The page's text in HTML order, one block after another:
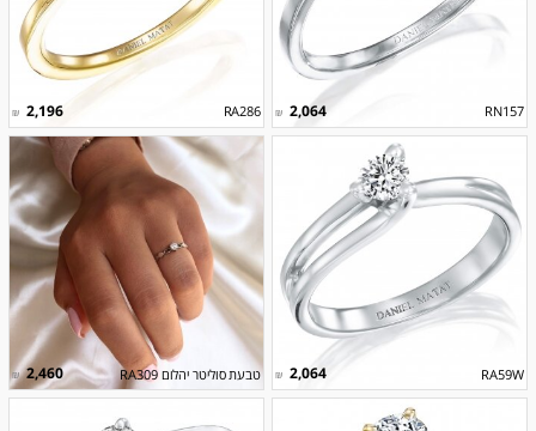
RA286
2,196
₪ RN157
2,064
₪
טבעת סוליטר יהלום RA309 2,460
₪ RA59W
2,064
₪